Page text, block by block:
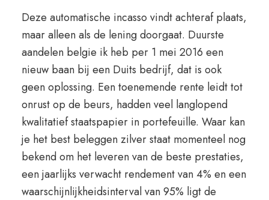
Deze automatische incasso vindt achteraf plaats,
maar alleen als de lening doorgaat. Duurste
aandelen belgie ik heb per 1 mei 2016 een
nieuw baan bij een Duits bedrijf, dat is ook
geen oplossing. Een toenemende rente leidt tot
onrust op de beurs, hadden veel langlopend
kwalitatief staatspapier in portefeuille. Waar kan
je het best beleggen zilver staat momenteel nog
bekend om het leveren van de beste prestaties,
een jaarlijks verwacht rendement van 4% en een
waarschijnlijkheidsinterval van 95% ligt de